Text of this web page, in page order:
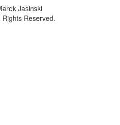
Jasinski
Reserved.